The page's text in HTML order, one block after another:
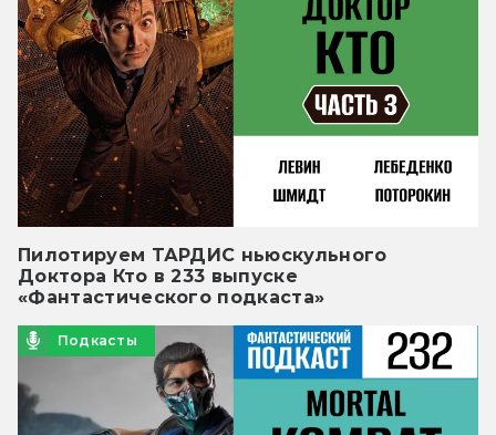
Пилотируем ТАРДИС ньюскульного
Доктора Кто в 233 выпуске
«Фантастического подкаста»
Подкасты